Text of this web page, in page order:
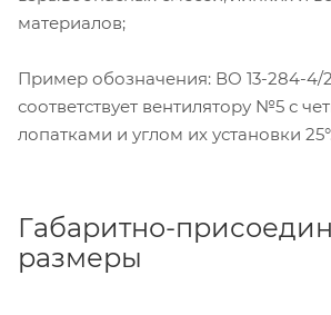
материалов;
Пример обозначения: ВО 13-284-4/
соответствует вентилятору №5 с
лопатками и углом их установки
Габаритно-
размеры